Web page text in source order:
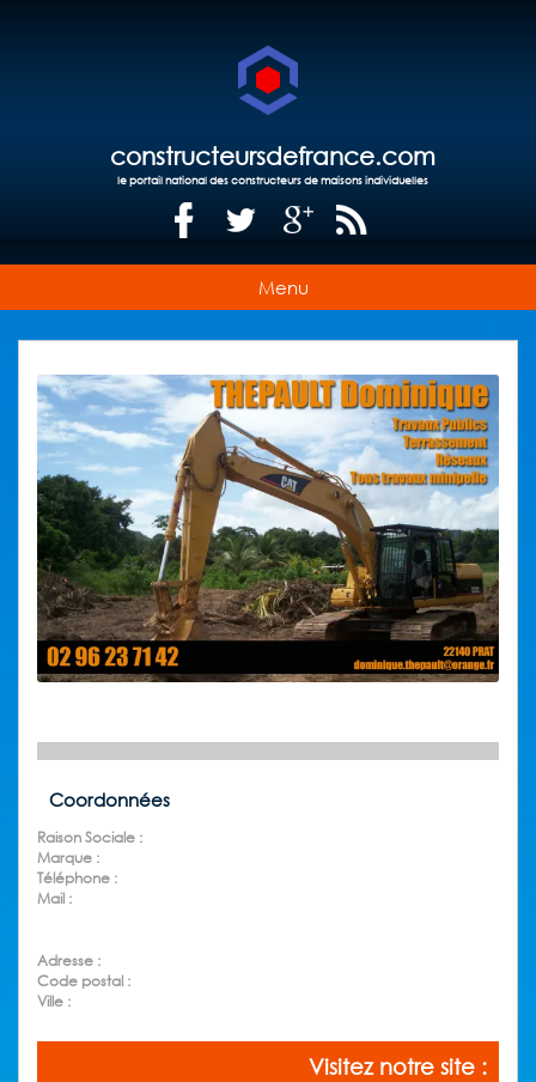
constructeursdefrance.com
le portail national des constructeurs de maisons individuelles
Menu
Coordonnées
Raison Sociale :
Marque :
Téléphone :
Mail :
Adresse :
Code postal :
Ville :
Visitez notre site :